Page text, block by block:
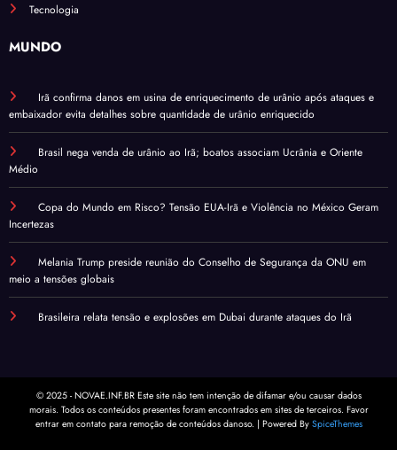
Tecnologia
MUNDO
Irã confirma danos em usina de enriquecimento de urânio após ataques e
embaixador evita detalhes sobre quantidade de urânio enriquecido
Brasil nega venda de urânio ao Irã; boatos associam Ucrânia e Oriente
Médio
Copa do Mundo em Risco? Tensão EUA-Irã e Violência no México Geram
Incertezas
Melania Trump preside reunião do Conselho de Segurança da ONU em
meio a tensões globais
Brasileira relata tensão e explosões em Dubai durante ataques do Irã
© 2025 - NOVAE.INF.BR Este site não tem intenção de difamar e/ou causar dados
morais. Todos os conteúdos presentes foram encontrados em sites de terceiros. Favor
entrar em contato para remoção de conteúdos danoso. | Powered By SpiceThemes